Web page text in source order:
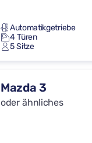
Automatikgetriebe
4 Türen
5 Sitze
Mazda 3
oder ähnliches